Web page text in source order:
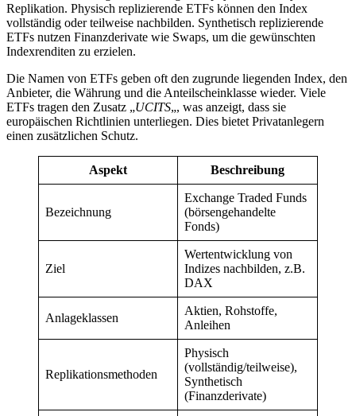
Replikation. Physisch replizierende ETFs können den Index
vollständig oder teilweise nachbilden. Synthetisch replizierende
ETFs nutzen Finanzderivate wie Swaps, um die gewünschten
Indexrenditen zu erzielen.
Die Namen von ETFs geben oft den zugrunde liegenden Index, den
Anbieter, die Währung und die Anteilscheinklasse wieder. Viele
ETFs tragen den Zusatz „UCITS„, was anzeigt, dass sie
europäischen Richtlinien unterliegen. Dies bietet Privatanlegern
einen zusätzlichen Schutz.
Aspekt Beschreibung
Bezeichnung
Exchange Traded Funds
(börsengehandelte
Fonds)
Ziel
Wertentwicklung von
Indizes nachbilden, z.B.
DAX
Anlageklassen
Aktien, Rohstoffe,
Anleihen
Replikationsmethoden
Physisch
(vollständig/teilweise),
Synthetisch
(Finanzderivate)